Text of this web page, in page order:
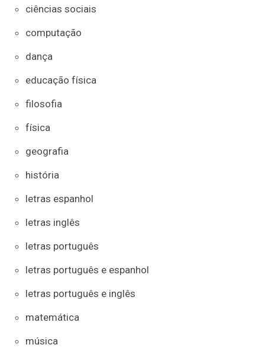
ciências sociais
computação
dança
educação física
filosofia
física
geografia
história
letras espanhol
letras inglês
letras português
letras português e espanhol
letras português e inglês
matemática
música